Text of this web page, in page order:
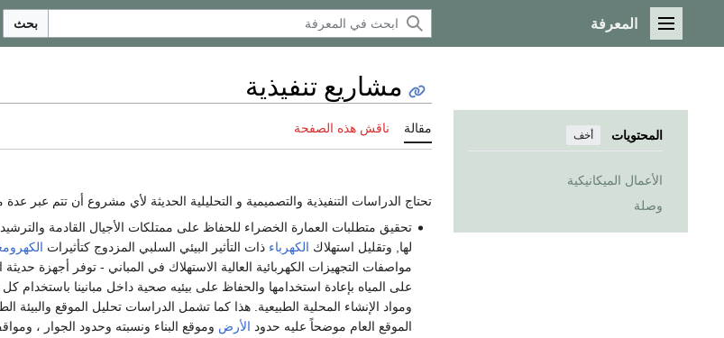
القائمة الرئيسية
المعرفة بحث
المحتويات أخف
الأعمال الميكانيكية
وصلة
مشاريع تنفيذية
مقالة ناقش هذه الصفحة
تحتاج الدراسات التنفيذية والتصميمية و التحليلية الحديثة لأي مشروع أن تتم عبر
تحقيق متطلبات العمارة الخضراء للحفاظ على ممتلكات الأجيال القادمة
لها, وتقليل استهلاك الكهرباء ذات التأثير البيئي السلبي المزدوج كتأثيرات
مواصفات التجهيزات الكهربائية العالية الاستهلاك في المباني - توفر أجهزة
على المياه بإعادة استخدامها والحفاظ على بيئيه صحية داخل مبانينا باستخدام
ومواد الإنشاء المحلية الطبيعية. هذا كما تشمل الدراسات تحليل الموقع
الموقع العام موضحاً عليه حدود الأرض وموقع البناء ونسبته وحدود الجوار ،